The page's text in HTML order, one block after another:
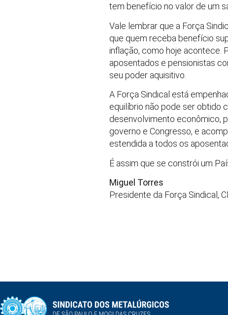
tem benefício no valor de um
Vale lembrar que a Força
que quem receba benefício
inflação, como hoje acontece.
aposentados e pensionistas
seu poder aquisitivo.
A Força Sindical está
equilíbrio não pode ser obtido
desenvolvimento econômico,
governo e Congresso, e
estendida a todos os
É assim que se constrói um
Miguel Torres
Presidente da Força Sindical,